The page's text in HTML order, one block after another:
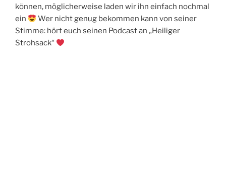
können, möglicherweise laden wir ihn einfach nochmal
ein
Wer nicht genug bekommen kann von seiner
Stimme: hört euch seinen Podcast an „Heiliger
Strohsack“